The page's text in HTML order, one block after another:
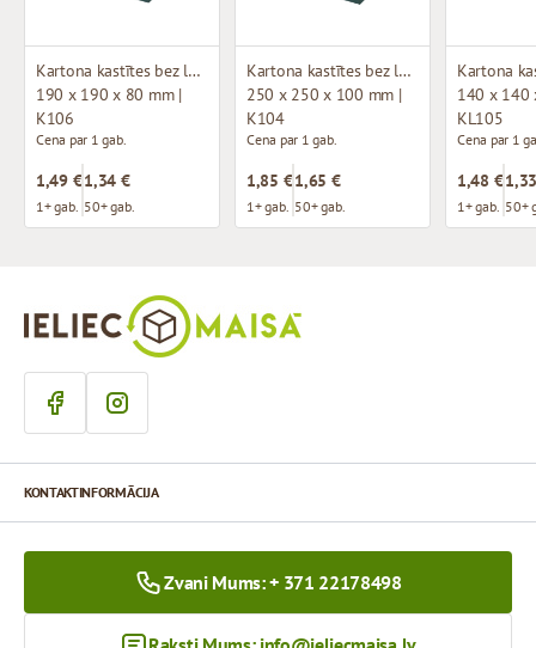
Kartona kastītes bez loga (mikrogofras)
190 x 190 x 80 mm |
K106
Cena par 1 gab.
1,49 €
1+ gab.
1,34 €
50+ gab.
Kartona kastītes bez loga (mikrogofras)
250 x 250 x 100 mm |
K104
Cena par 1 gab.
1,85 €
1+ gab.
1,65 €
50+ gab.
140 x 140
KL105
Cena par 1
1,48 €
1+ gab. 50+
KONTAKTINFORMĀCIJA
Zvani Mums: + 371 22178498